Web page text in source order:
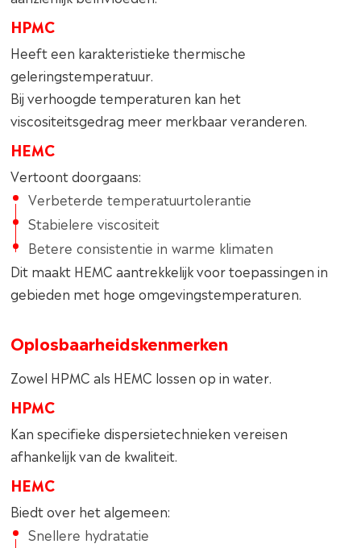
HPMC
Heeft een karakteristieke thermische
geleringstemperatuur.
Bij verhoogde temperaturen kan het
viscositeitsgedrag meer merkbaar veranderen.
HEMC
Vertoont doorgaans:
Verbeterde temperatuurtolerantie
Stabielere viscositeit
Betere consistentie in warme klimaten
Dit maakt HEMC aantrekkelijk voor toepassingen in
gebieden met hoge omgevingstemperaturen.
Oplosbaarheidskenmerken
Zowel HPMC als HEMC lossen op in water.
HPMC
Kan specifieke dispersietechnieken vereisen
afhankelijk van de kwaliteit.
HEMC
Biedt over het algemeen:
Snellere hydratatie